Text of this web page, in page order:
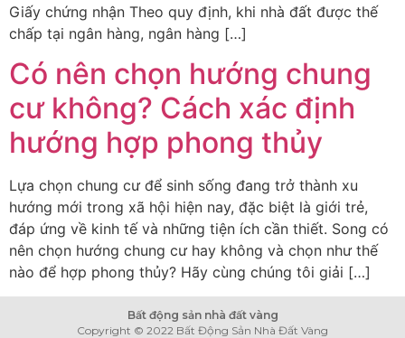
Giấy chứng nhận Theo quy định, khi nhà đất được thế
chấp tại ngân hàng, ngân hàng […]
Có nên chọn hướng chung
cư không? Cách xác định
hướng hợp phong thủy
Lựa chọn chung cư để sinh sống đang trở thành xu
hướng mới trong xã hội hiện nay, đặc biệt là giới trẻ,
đáp ứng về kinh tế và những tiện ích cần thiết. Song có
nên chọn hướng chung cư hay không và chọn như thế
nào để hợp phong thủy? Hãy cùng chúng tôi giải […]
Bất động sản nhà đất vàng
Copyright © 2022 Bất Động Sản Nhà Đất Vàng